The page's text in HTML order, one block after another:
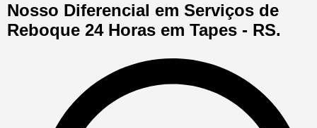
Nosso Diferencial em Serviços de
Reboque 24 Horas em Tapes - RS.